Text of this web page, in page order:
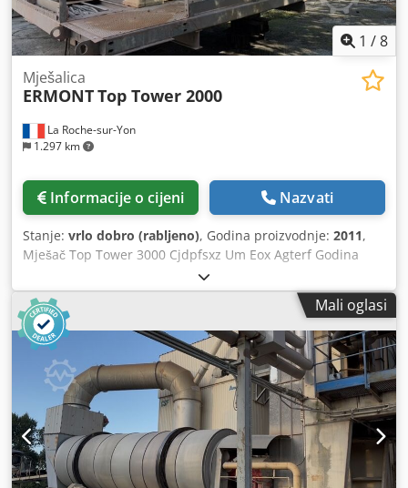
1 /8
La Roche-sur-Yon
1.297 km
Mješalica
ERMONTTop Tower 2000
Informacije o cijeni Nazvati
Stanje: vrlo dobro (rabljeno), Godina proizvodnje: 2011,
Mješač Top Tower 3000 Cjdpfsxz Um Eox Agterf Godina
proizvodnje: 2011 Kapacitet: 200 tona / sat Obrađeno:
800.000 tona
Mali oglasi